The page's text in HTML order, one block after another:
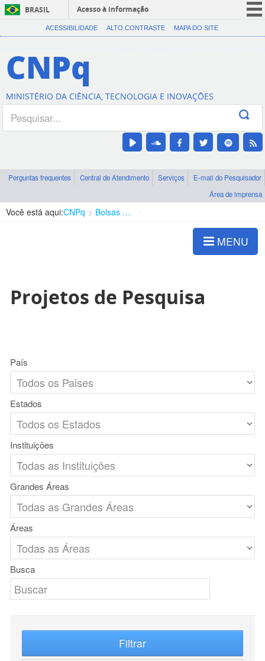
BRASIL
Acesso à informação
CORONAVÍRUS (COVID-19)
Canais
ACESSIBILIDADE ALTO CONTRASTE MAPA DO SITE
CNPq
MINISTÉRIO DA CIÊNCIA, TECNOLOGIA E INOVAÇÕES
Perguntas frequentes Central de Atendimento Serviços
E-mail do Pesquisador
Área de imprensa
Você está aqui:CNPq Bolsas e Auxílios Vigentes
MENU
Projetos de Pesquisa
País
Estados
Instituições
Grandes Áreas
Áreas
Busca
Filtrar